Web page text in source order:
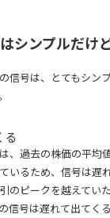
シンプルだけ
信号は、とてもシン
る
、過去の株価の平均
いるため、信号は遅
のピークを越えてい
信号は遅れて出てく